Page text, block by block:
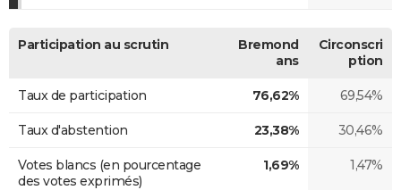
Participation au scrutin
Bremond
ans
Circonscri
ption
Taux de participation 76,62% 69,54%
Taux d'abstention 23,38% 30,46%
Votes blancs (en pourcentage
des votes exprimés)
1,69% 1,47%